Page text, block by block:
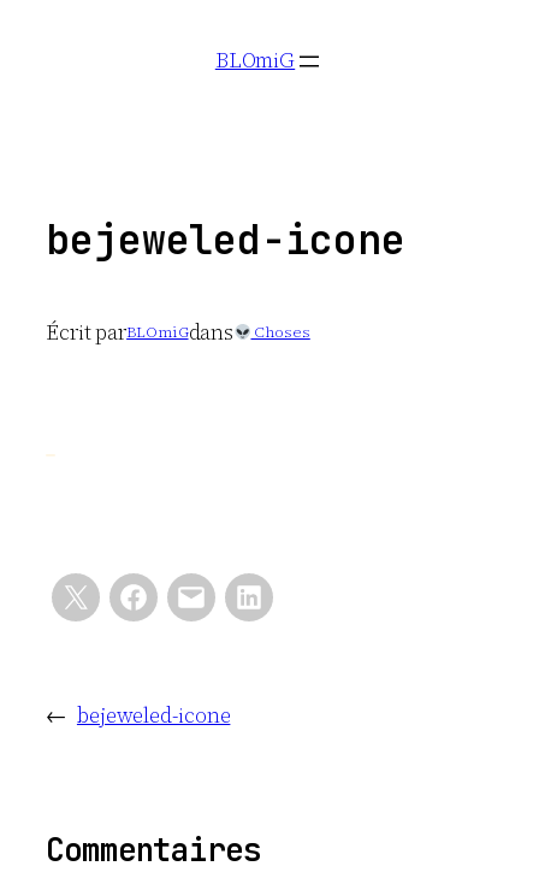
BLOmiG
bejeweled-icone
Écrit parBLOmiGdans Choses
← bejeweled-icone
Commentaires